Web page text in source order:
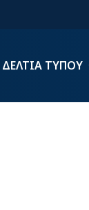
ΔΕΛΤΙΑ ΤΥΠΟΥ